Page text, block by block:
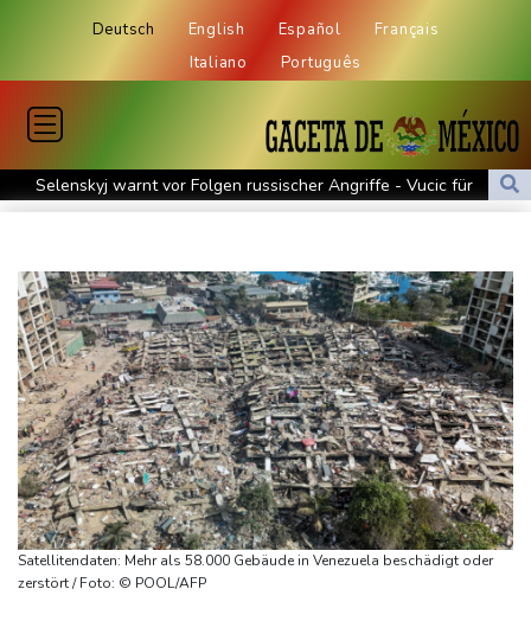
Deutsch English Español
Français
Italiano
Português
Selenskyj warnt vor Folgen russischer Angriffe - Vucic für
Integrität der Ukraine
Gesamtführung
Drohne explodiert an der Grenze zwischen Rumänien und
Bulgarien nahe Gaspipeline
Lionel Messi trauert um seinen Vater
Absturz von Ultraleichtflugzeug: 72-jähriger Pilot stirbt in Baden-
Württemberg
Selenskyj warnt in Belgrad vor Folgen russischer Angriffe für
den Winter
Drohnen über Bundeswehrstandort in Nordrhein-Westfalen
gesichtet
Satellitendaten: Mehr als 58.000 Gebäude in Venezuela beschädigt oder
zerstört / Foto: © POOL/AFP